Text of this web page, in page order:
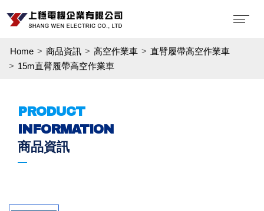
Home 商品資訊 高空作業車
直臂履帶高空作業車
15m直臂履帶高空作業車
PRODUCT
INFORMATION
商品資訊